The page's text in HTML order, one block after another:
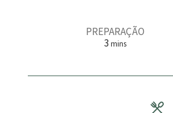
PREPARAÇÃO
3m
u
mins